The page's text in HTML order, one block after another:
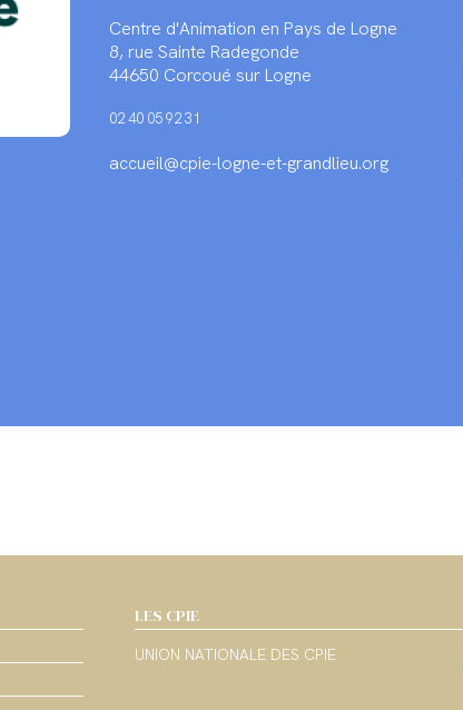
Centre d'Animation en Pays de Logne
8, rue Sainte Radegonde
44650 Corcoué sur Logne
02 40 05 92 31
accueil@cpie-logne-et-grandlieu.org
LES CPIE
UNION NATIONALE DES CPIE